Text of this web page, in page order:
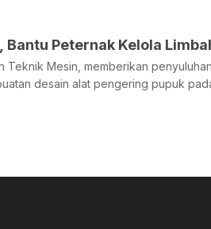
Bantu Peternak Kelola
Teknik Mesin, memberikan
desain alat pengering pupuk